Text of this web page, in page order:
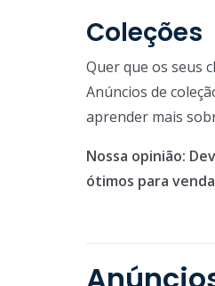
Coleções
Quer que os seus
Anúncios de
aprender mais
Nossa opinião:
ótimos para